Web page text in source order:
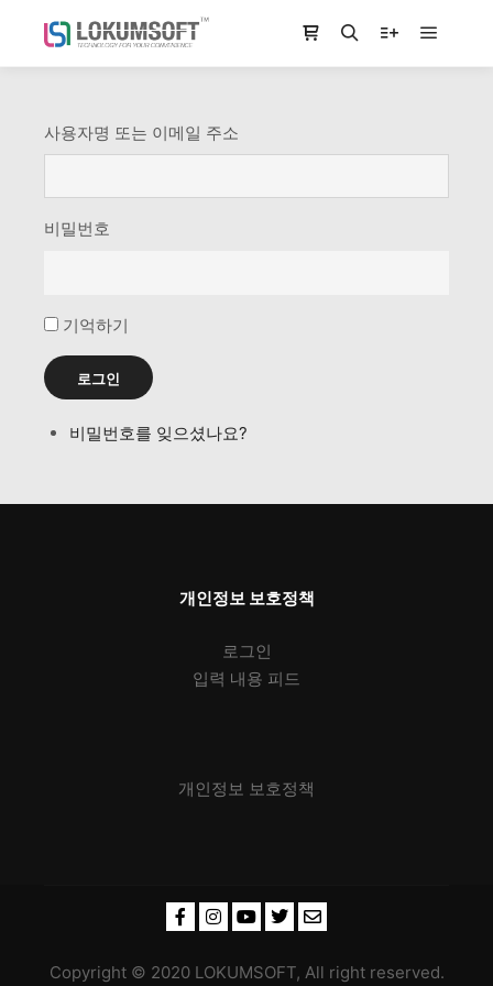
사용자명 또는 이메일 주소
비밀번호
기억하기
로그인
비밀번호를 잊으셨나요?
개인정보 보호정책
로그인
입력 내용 피드
개인정보 보호정책
Copyright © 2020 LOKUMSOFT, All right reserved.